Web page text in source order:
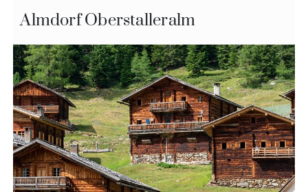
Almdorf Oberstalleralm